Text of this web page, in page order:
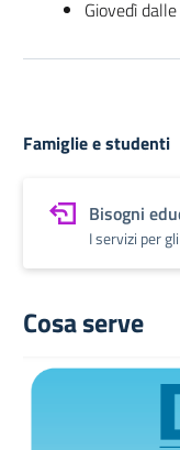
Giovedì
Famiglie e studenti
Bisogni
I servizi per
Cosa serve